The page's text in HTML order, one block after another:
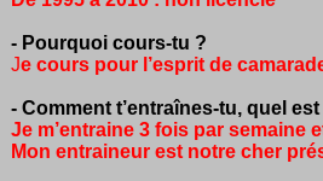
- Pourquoi cours-tu ?
Je cours pour l’esprit de
- Comment t’entraînes-tu, quel
Je m’entraine 3 fois par semaine
Mon entraineur est notre cher